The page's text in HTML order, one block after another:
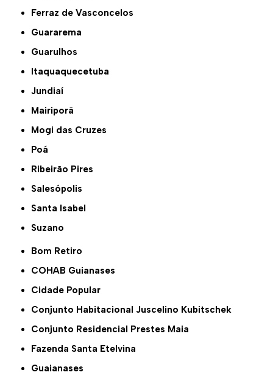
Ferraz de Vasconcelos
Guararema
Guarulhos
Itaquaquecetuba
Jundiaí
Mairiporã
Mogi das Cruzes
Poá
Ribeirão Pires
Salesópolis
Santa Isabel
Suzano
Bom Retiro
COHAB Guianases
Cidade Popular
Conjunto Habitacional Juscelino Kubitschek
Conjunto Residencial Prestes Maia
Fazenda Santa Etelvina
Guaianases